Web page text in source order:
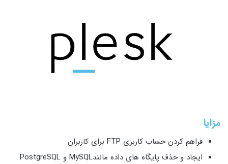
مزایا
فراهم کردن حساب کاربری FTP برای کاربران
ایجاد و حذف پایگاه های داده مانندMySQL و PostgreSQL